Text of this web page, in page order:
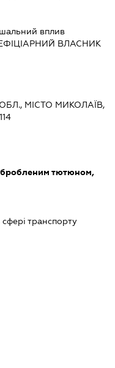
вплив
ВЛАСНИК
МІСТО МИКОЛАЇВ,
тютюном,
транспорту